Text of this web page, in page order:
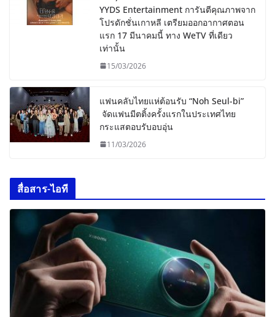
YYDS Entertainment การันตีคุณภาพจาก
โปรดักชั่นเกาหลี เตรียมออกอากาศตอน
แรก 17 มีนาคมนี้ ทาง WeTV ที่เดียว
เท่านั้น
15/03/2026
แฟนคลับไทยแห่ต้อนรับ “Noh Seul-bi”
จัดแฟนมีตติ้งครั้งแรกในประเทศไทย
กระแสตอบรับอบอุ่น
11/03/2026
สื่อสาร-ไอที